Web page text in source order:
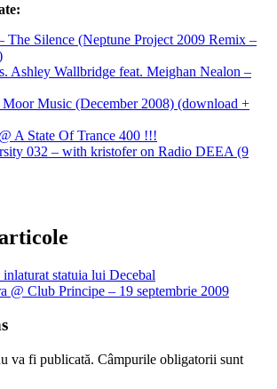
Silence (Neptune Project 2009 Remix –
Ashley Wallbridge feat. Meighan Nealon –
Music (December 2008) (download +
A State Of Trance 400 !!!
032 – with kristofer on Radio DEEA (9
statuia lui Decebal
@ Club Principe – 19 septembrie 2009
va fi publicată. Câmpurile obligatorii sunt